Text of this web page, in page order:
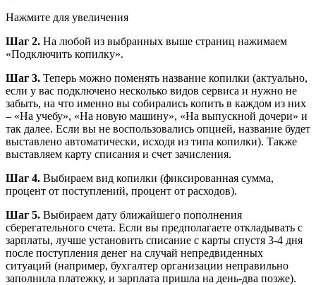
Нажмите для увеличения
Шаг 2. На любой из выбранных выше страниц нажимаем
«Подключить копилку».
Шаг 3. Теперь можно поменять название копилки (актуально,
если у вас подключено несколько видов сервиса и нужно не
забыть, на что именно вы собирались копить в каждом из них
– «На учебу», «На новую машину», «На выпускной дочери» и
так далее. Если вы не воспользовались опцией, название будет
выставлено автоматически, исходя из типа копилки). Также
выставляем карту списания и счет зачисления.
Шаг 4. Выбираем вид копилки (фиксированная сумма,
процент от поступлений, процент от расходов).
Шаг 5. Выбираем дату ближайшего пополнения
сберегательного счета. Если вы предполагаете откладывать с
зарплаты, лучше установить списание с карты спустя 3-4 дня
после поступления денег на случай непредвиденных
ситуаций (например, бухгалтер организации неправильно
заполнила платежку, и зарплата пришла на день-два позже).